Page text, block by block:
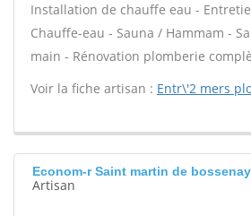
Installation de chauffe eau -
Chauffe-eau - Sauna / Hammam -
main - Rénovation plomberie
Voir la fiche artisan : Entr\'2 mers
Econom-r Saint martin de bossenay
Artisan